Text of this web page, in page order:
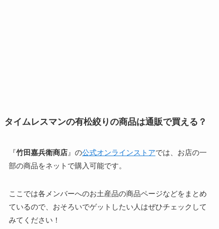
タイムレスマンの有松絞りの商品は通販で買える？
『竹田嘉兵衛商店』の公式オンラインストアでは、お店の一
部の商品をネットで購入可能です。
ここでは各メンバーへのお土産品の商品ページなどをまとめ
ているので、おそろいでゲットしたい人はぜひチェックして
みてください！